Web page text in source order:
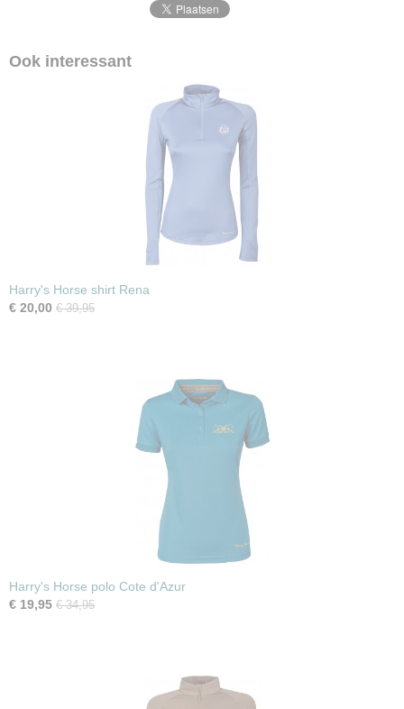
Ook interessant
Harry's Horse shirt Rena
€ 20,00 € 39,95
Harry's Horse polo Cote d'Azur
€ 19,95 € 34,95